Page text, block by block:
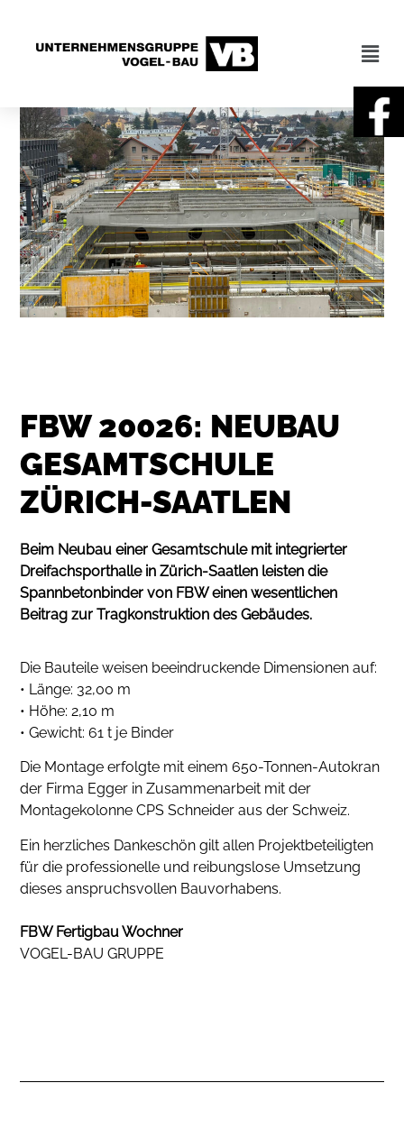
FBW 20026: NEUBAU
GESAMTSCHULE
ZÜRICH-SAATLEN
Beim Neubau einer Gesamtschule mit integrierter
Dreifachsporthalle in Zürich-Saatlen leisten die
Spannbetonbinder von FBW einen wesentlichen
Beitrag zur Tragkonstruktion des Gebäudes.
Die Bauteile weisen beeindruckende Dimensionen auf:
• Länge: 32,00 m
• Höhe: 2,10 m
• Gewicht: 61 t je Binder
Die Montage erfolgte mit einem 650-Tonnen-Autokran
der Firma Egger in Zusammenarbeit mit der
Montagekolonne CPS Schneider aus der Schweiz.
Ein herzliches Dankeschön gilt allen Projektbeteiligten
für die professionelle und reibungslose Umsetzung
dieses anspruchsvollen Bauvorhabens.
FBW Fertigbau Wochner
VOGEL-BAU GRUPPE